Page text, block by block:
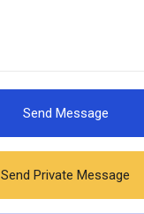
Send Message
Send Private Message